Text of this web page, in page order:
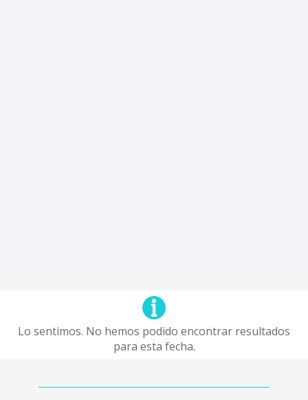
Lo sentimos. No hemos podido encontrar resultados
para esta fecha.